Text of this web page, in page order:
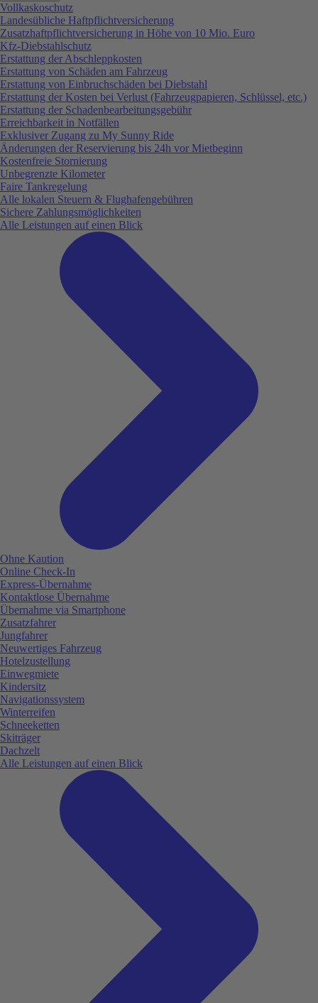
Vollkaskoschutz
Landesübliche Haftpflichtversicherung
Zusatzhaftpflichtversicherung in Höhe von 10 Mio. Euro
Kfz-Diebstahlschutz
Erstattung der Abschleppkosten
Erstattung von Schäden am Fahrzeug
Erstattung von Einbruchschäden bei Diebstahl
Erstattung der Kosten bei Verlust (Fahrzeugpapieren, Schlüssel, etc.)
Erstattung der Schadenbearbeitungsgebühr
Erreichbarkeit in Notfällen
Exklusiver Zugang zu My Sunny Ride
Änderungen der Reservierung bis 24h vor Mietbeginn
Kostenfreie Stornierung
Unbegrenzte Kilometer
Faire Tankregelung
Alle lokalen Steuern & Flughafengebühren
Sichere Zahlungsmöglichkeiten
Alle Leistungen auf einen Blick
Ohne Kaution
Online Check-In
Express-Übernahme
Kontaktlose Übernahme
Übernahme via Smartphone
Zusatzfahrer
Jungfahrer
Neuwertiges Fahrzeug
Hotelzustellung
Einwegmiete
Kindersitz
Navigationssystem
Winterreifen
Schneeketten
Skiträger
Dachzelt
Alle Leistungen auf einen Blick